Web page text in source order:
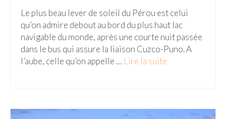
– Xi’an
CORÉE DU SUD
– Séoul
Le plus beau lever de soleil du Pérou est celui
qu’on admire debout au bord du plus haut lac
navigable du monde, après une courte nuit passée
dans le bus qui assure la liaison Cuzco-Puno. A
l’aube, celle qu’on appelle … Lire la suite­­